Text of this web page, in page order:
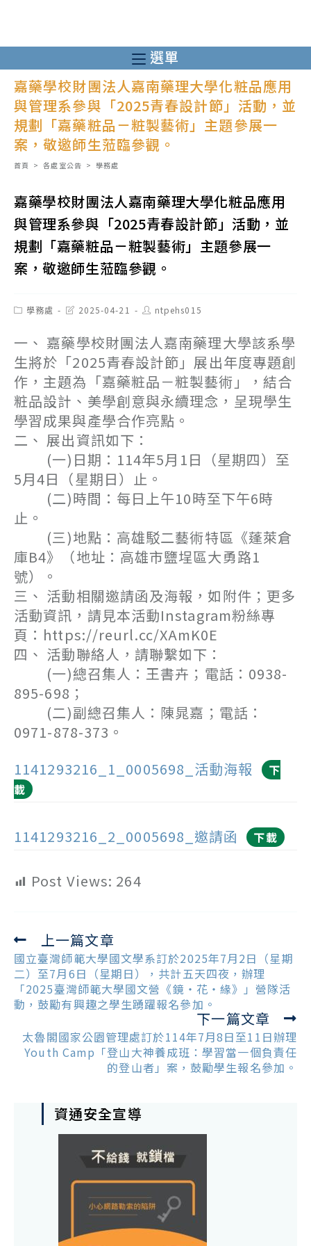
至
主
要
內
選單
嘉藥學校財團法人嘉南藥理大學化粧品應用
與管理系參與「2025青春設計節」活動，並
規劃「嘉藥粧品－粧製藝術」主題參展一
案，敬邀師生蒞臨參觀。
首頁 > 各處室公告 > 學務處
嘉藥學校財團法人嘉南藥理大學化粧品應用
與管理系參與「2025青春設計節」活動，並
規劃「嘉藥粧品－粧製藝術」主題參展一
案，敬邀師生蒞臨參觀。
Post學務處
Post2025-04-21
Post
author:
ntpehs015
一、 嘉藥學校財團法人嘉南藥理大學該系學
生將於「2025青春設計節」展出年度專題創
作，主題為「嘉藥粧品－粧製藝術」，結合
粧品設計、美學創意與永續理念，呈現學生
學習成果與產學合作亮點。
二、 展出資訊如下：
(一)日期：114年5月1日（星期四）至
5月4日（星期日）止。
(二)時間：每日上午10時至下午6時
止。
(三)地點：高雄駁二藝術特區《蓬萊倉
庫B4》（地址：高雄市鹽埕區大勇路1
號）。
三、 活動相關邀請函及海報，如附件；更多
活動資訊，請見本活動Instagram粉絲專
頁：https://reurl.cc/XAmK0E
四、 活動聯絡人，請聯繫如下：
(一)總召集人：王書卉；電話：0938-
895-698；
(二)副總召集人：陳晁嘉；電話：
0971-878-373。
1141293216_1_0005698_活動海報
下
載
1141293216_2_0005698_邀請函 下載
Post Views: 264
Read
more
articles
上一篇文章
國立臺灣師範大學國文學系訂於2025年7月2日（星期
二）至7月6日（星期日），共計五天四夜，辦理
「2025臺灣師範大學國文營《鏡‧花‧緣》」營隊活
動，鼓勵有興趣之學生踴躍報名參加。
下一篇文章
太魯閣國家公園管理處訂於114年7月8日至11日辦理
Youth Camp「登山大神養成班：學習當一個負責任
的登山者」案，鼓勵學生報名參加。
資通安全宣導